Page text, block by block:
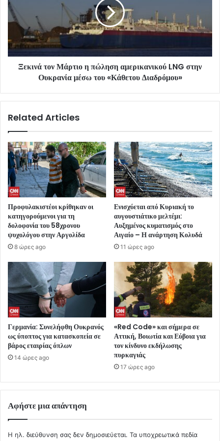
Ξεκινά τον Μάρτιο η πώληση αμερικανικού LNG στην
Ουκρανία μέσω του «Κάθετου Διαδρόμου»
Related Articles
Προφυλακιστέοι κρίθηκαν οι
κατηγορούμενοι για τη
δολοφονία του 58χρονου
ψυχολόγου στην Αργολίδα
8 ώρες ago
Ενισχύεται από Κυριακή το
αυγουστιάτικο μελτέμι:
Αυξημένος κυματισμός στο
Αιγαίο – Η ανάρτηση Κολυδά
11 ώρες ago
Γερμανία: Συνελήφθη Ουκρανός
ως ύποπτος για κατασκοπεία σε
βάρος εταιρίας όπλων
14 ώρες ago
«Red Code» και σήμερα σε
Αττική, Βοιωτία και Εύβοια για
τον κίνδυνο εκδήλωσης
πυρκαγιάς
17 ώρες ago
Αφήστε μια απάντηση
Η ηλ. διεύθυνση σας δεν δημοσιεύεται. Τα υποχρεωτικά πεδία